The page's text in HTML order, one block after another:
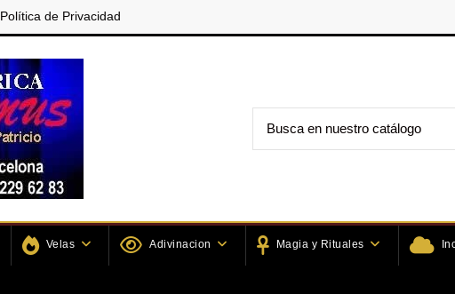
Política de Privacidad
Velas Adivinacion Magia y Rituales